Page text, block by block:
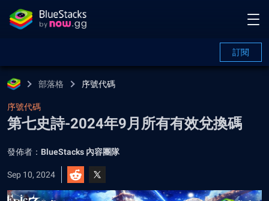
訂閱
部落格 序號代碼
序號代碼
第七史詩-2024年9月所有有效兌換碼
發佈者： BlueStacks 內容團隊
Sep 10, 2024